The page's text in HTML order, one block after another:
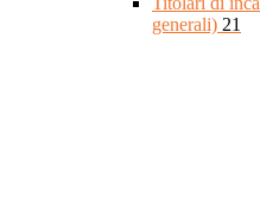
generali) 21